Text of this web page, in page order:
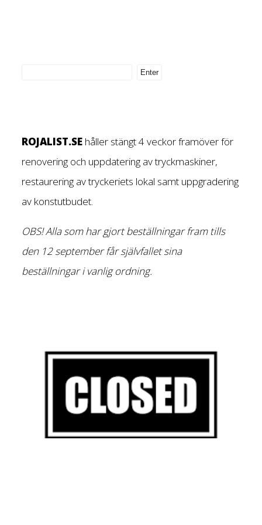
ROJALIST.SE håller stängt 4 veckor framöver för
renovering och uppdatering av tryckmaskiner,
restaurering av tryckeriets lokal samt uppgradering
av konstutbudet.
OBS! Alla som har gjort beställningar fram tills
den 12 september får självfallet sina
beställningar i vanlig ordning.